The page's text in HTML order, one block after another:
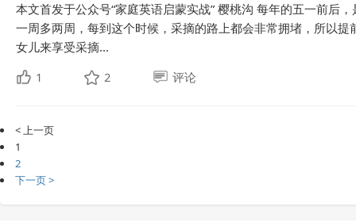
本文首发于公众号“家庭英语启蒙实战” 樱桃沟 每年的五一前后
一周多两周，每到这个时候，采摘的路上都会非常拥堵，所以
女儿来享受采摘...
1
2 评论
< 上一页
1
2
下一页 >